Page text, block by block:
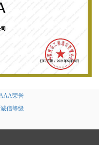
荣誉
信等级